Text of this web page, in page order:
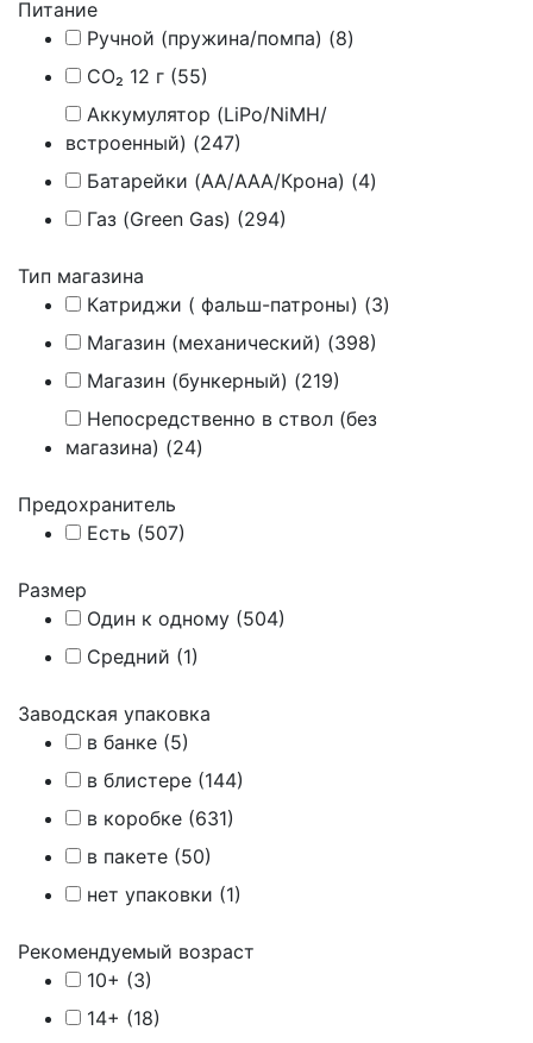
Питание
Ручной (пружина/помпа) (8)
CO₂ 12 г (55)
Аккумулятор (LiPo/NiMH/
встроенный) (247)
Батарейки (AA/AAA/Крона) (4)
Газ (Green Gas) (294)
Тип магазина
Катриджи ( фальш-патроны) (3)
Магазин (механический) (398)
Магазин (бункерный) (219)
Непосредственно в ствол (без
магазина) (24)
Предохранитель
Есть (507)
Размер
Один к одному (504)
Средний (1)
Заводская упаковка
в банке (5)
в блистере (144)
в коробке (631)
в пакете (50)
нет упаковки (1)
Рекомендуемый возраст
10+ (3)
14+ (18)